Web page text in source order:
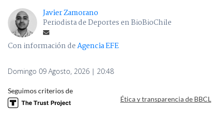
Javier Zamorano
Periodista de Deportes en BioBioChile
Con información deAgencia EFE
Domingo 09 Agosto, 2026 | 20:48
Seguimos criterios de
Ética y transparencia de BBCL